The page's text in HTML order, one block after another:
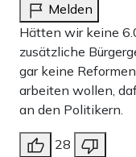
Melden
Hätten wir keine
zusätzliche
gar keine
arbeiten wollen,
an den Politikern.
28